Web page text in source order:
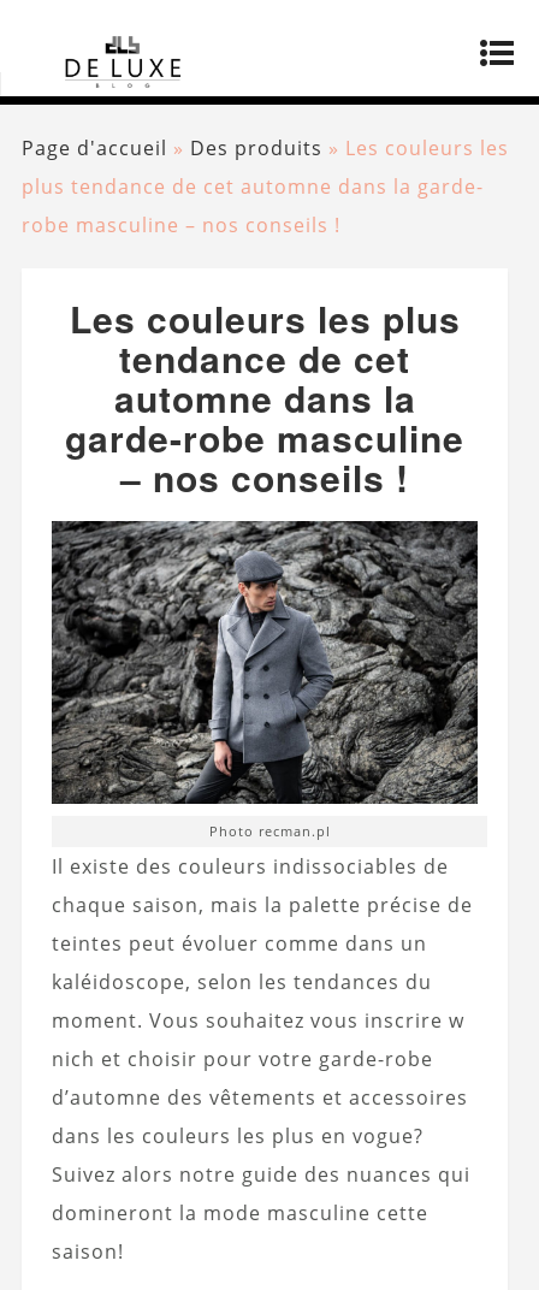
Page d'accueil » Des produits » Les couleurs les
plus tendance de cet automne dans la garde-
robe masculine – nos conseils !
Les couleurs les plus
tendance de cet
automne dans la
garde-robe masculine
– nos conseils !
Photo recman.pl
Il existe des couleurs indissociables de
chaque saison, mais la palette précise de
teintes peut évoluer comme dans un
kaléidoscope, selon les tendances du
moment. Vous souhaitez vous inscrire w
nich et choisir pour votre garde-robe
d’automne des vêtements et accessoires
dans les couleurs les plus en vogue?
Suivez alors notre guide des nuances qui
domineront la mode masculine cette
saison!